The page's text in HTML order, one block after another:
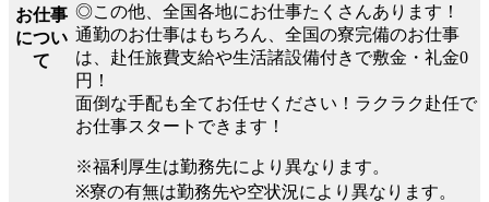
お仕事
につい
て
◎この他、全国各地にお仕事たくさんあります！
通勤のお仕事はもちろん、全国の寮完備のお仕事
は、赴任旅費支給や生活諸設備付きで敷金・礼金0
円！
面倒な手配も全てお任せください！ラクラク赴任で
お仕事スタートできます！
※福利厚生は勤務先により異なります。
※寮の有無は勤務先や空状況により異なります。